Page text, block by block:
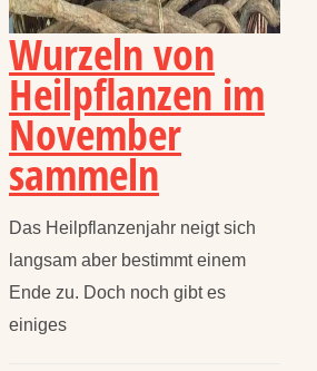
Wurzeln von
Heilpflanzen im
November
sammeln
Das Heilpflanzenjahr neigt sich
langsam aber bestimmt einem
Ende zu. Doch noch gibt es
einiges